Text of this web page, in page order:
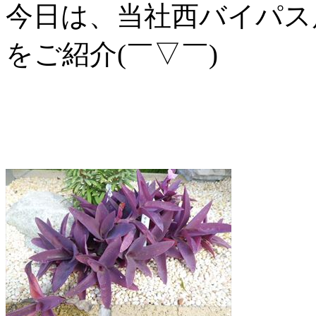
今日は、当社西バイパ
をご紹介(￣▽￣)